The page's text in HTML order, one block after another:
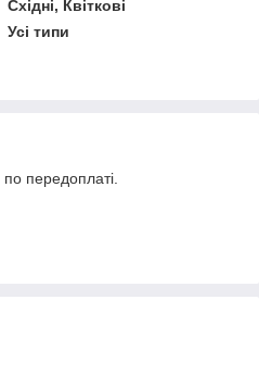
Східні, Квіткові
Усі типи
по передоплаті.